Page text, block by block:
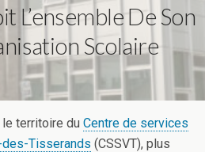
L’ensemble De Son
Scolaire
territoire du Centre de services
Tisserands (CSSVT), plus